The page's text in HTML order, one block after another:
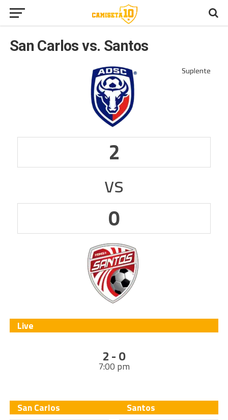
San Carlos vs. Santos
2
vs
0
Live
2 - 0
7:00 pm
San Carlos Santos